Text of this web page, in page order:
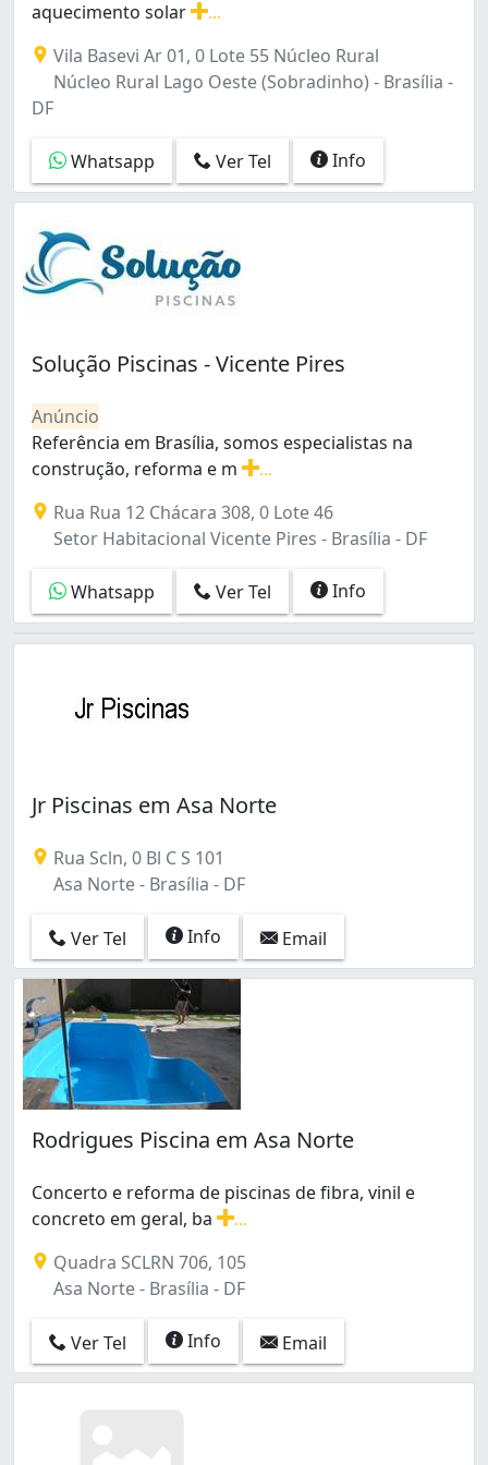
Sobradinho (7)
Taguatinga (6)
Taguatinga Norte (1)
Taguatinga Norte (Taguatinga) (1)
Zona Industrial (1)
aquecimento solar
Vila Basevi Ar 01, 0 Lote 55 Núcleo Rural
Núcleo Rural Lago Oeste (Sobradinho) - Brasília -
DF
Whatsapp Ver Tel Info
Solução Piscinas - Vicente Pires
Anúncio
Referência em Brasília, somos especialistas na
construção, reforma e m
Rua Rua 12 Chácara 308, 0 Lote 46
Setor Habitacional Vicente Pires - Brasília - DF
Whatsapp Ver Tel Info
Jr Piscinas em Asa Norte
Rua Scln, 0 Bl C S 101
Asa Norte - Brasília - DF
Ver Tel Info Email
Rodrigues Piscina em Asa Norte
Concerto e reforma de piscinas de fibra, vinil e
concreto em geral, ba
Quadra SCLRN 706, 105
Asa Norte - Brasília - DF
Ver Tel Info Email